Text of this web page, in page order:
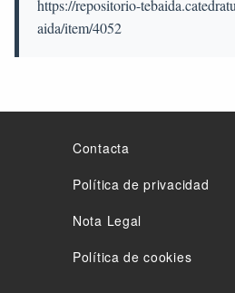
https://repositorio-
aida/item/4052
Contacta
Política de privacidad
Nota Legal
Política de cookies